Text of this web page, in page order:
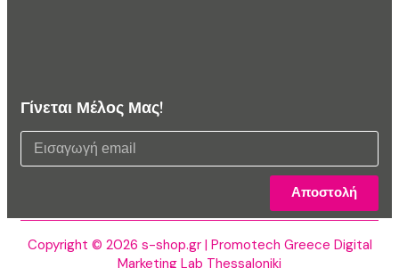
Γίνεται Μέλος Μας!
Αποστολή
Copyright © 2026 s-shop.gr | Promotech Greece Digital
Marketing Lab Thessaloniki